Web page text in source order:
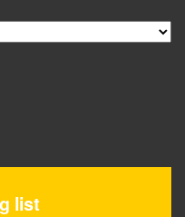
list